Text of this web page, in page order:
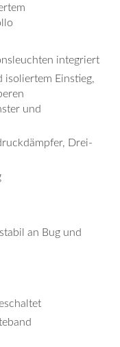
integriert
isoliertem Einstieg,
und
Drei-
an Bug und